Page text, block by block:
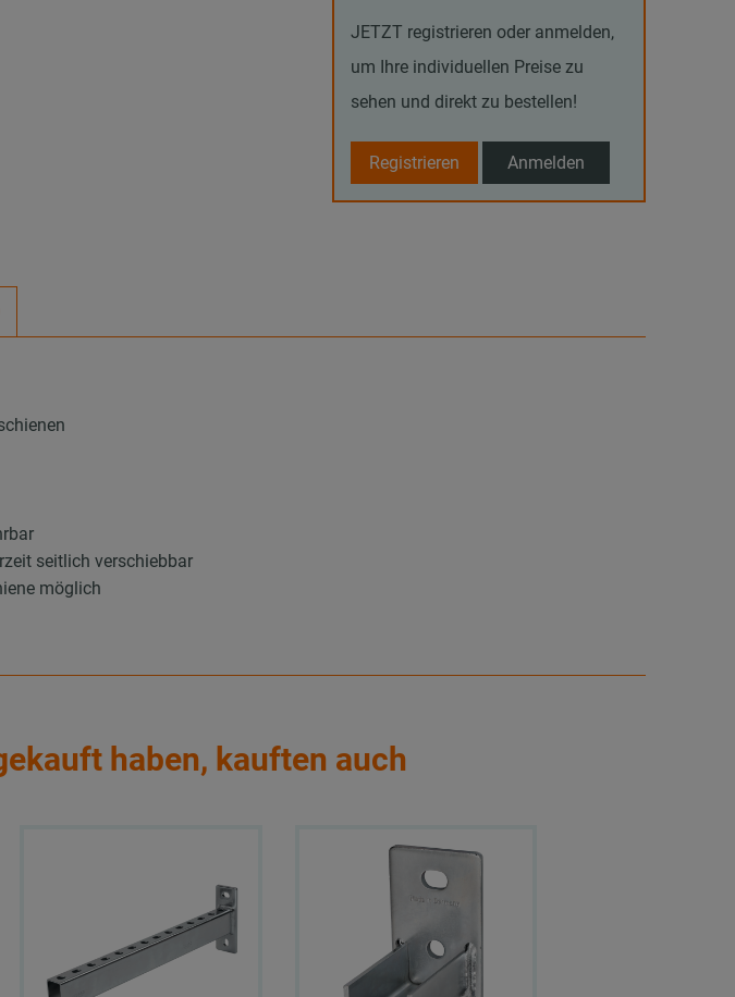
JETZT registrieren oder anmelden,
um Ihre individuellen Preise zu
sehen und direkt zu bestellen!
Registrieren Anmelden
seitlich verschiebbar
möglich
haben, kauften auch